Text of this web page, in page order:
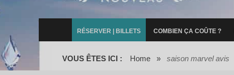
RÉSERVER | BILLETS COMBIEN ÇA COÛTE ?
VOUS ÊTES ICI : Home » saison marvel avis